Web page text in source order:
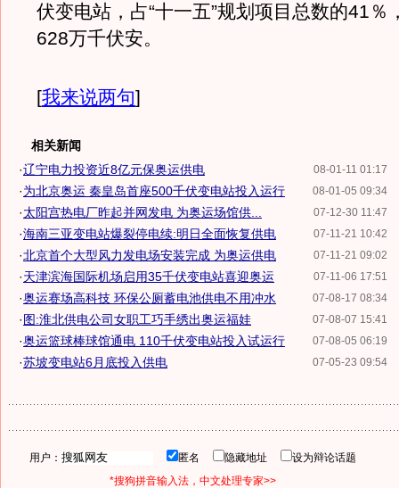
伏变电站，占“十一五”规划项目总数的41％
628万千伏安。
[我来说两句]
相关新闻
08-01-11 01:17
·辽宁电力投资近8亿元保奥运供电
08-01-05 09:34
·为北京奥运 秦皇岛首座500千伏变电站投入运行
07-12-30 11:47
·太阳宫热电厂昨起并网发电 为奥运场馆供...
07-11-21 10:42
·海南三亚变电站爆裂停电续:明日全面恢复供电
07-11-21 09:02
·北京首个大型风力发电场安装完成 为奥运供电
07-11-06 17:51
·天津滨海国际机场启用35千伏变电站喜迎奥运
07-08-17 08:34
·奥运赛场高科技 环保公厕蓄电池供电不用冲水
07-08-07 15:41
·图:淮北供电公司女职工巧手绣出奥运福娃
07-08-05 06:19
·奥运篮球棒球馆通电 110千伏变电站投入试运行
07-05-23 09:54
·苏坡变电站6月底投入供电
用户： 匿名 隐藏地址
设为辩论话题
*搜狗拼音输入法，中文处理专家>>